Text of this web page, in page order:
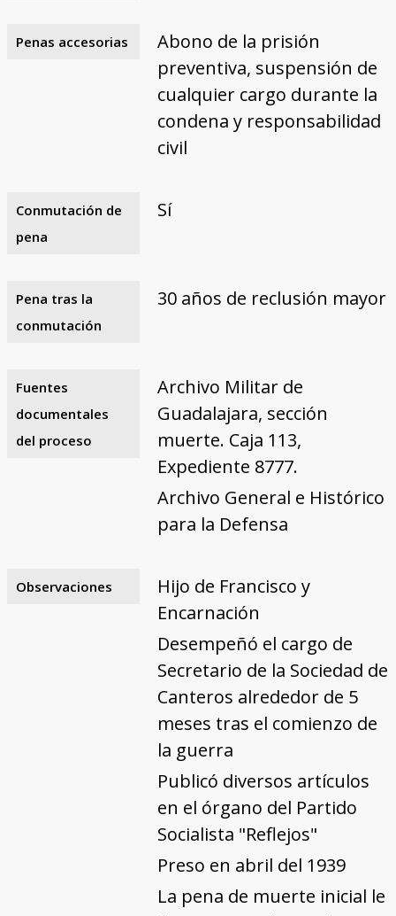
Penas accesorias
Abono de la prisión
preventiva, suspensión de
cualquier cargo durante la
condena y responsabilidad
civil
Conmutación de
pena
Sí
Pena tras la
conmutación
30 años de reclusión mayor
Fuentes
documentales
del proceso
Archivo Militar de
Guadalajara, sección
muerte. Caja 113,
Expediente 8777.
Archivo General e Histórico
para la Defensa
Observaciones
Hijo de Francisco y
Encarnación
Desempeñó el cargo de
Secretario de la Sociedad de
Canteros alrededor de 5
meses tras el comienzo de
la guerra
Publicó diversos artículos
en el órgano del Partido
Socialista "Reflejos"
Preso en abril del 1939
La pena de muerte inicial le